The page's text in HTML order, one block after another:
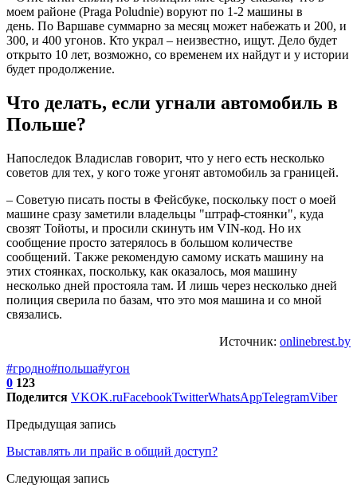
моем районе (Praga Poludnie) воруют по 1-2 машины в
день. По Варшаве суммарно за месяц может набежать и 200, и
300, и 400 угонов. Кто украл – неизвестно, ищут. Дело будет
открыто 10 лет, возможно, со временем их найдут и у истории
будет продолжение.
Что делать, если угнали автомобиль в
Польше?
Напоследок Владислав говорит, что у него есть несколько
советов для тех, у кого тоже угонят автомобиль за границей.
– Советую писать посты в Фейсбуке, поскольку пост о моей
машине сразу заметили владельцы "штраф-стоянки", куда
свозят Тойоты, и просили скинуть им VIN-код. Но их
сообщение просто затерялось в большом количестве
сообщений. Также рекомендую самому искать машину на
этих стоянках, поскольку, как оказалось, моя машину
несколько дней простояла там. И лишь через несколько дней
полиция сверила по базам, что это моя машина и со мной
связались.
Источник: onlinebrest.by
#гродно#польша#угон
0 123
Поделится VKOK.ruFacebookTwitterWhatsAppTelegramViber
Предыдущая запись
Выставлять ли прайс в общий доступ?
Следующая запись